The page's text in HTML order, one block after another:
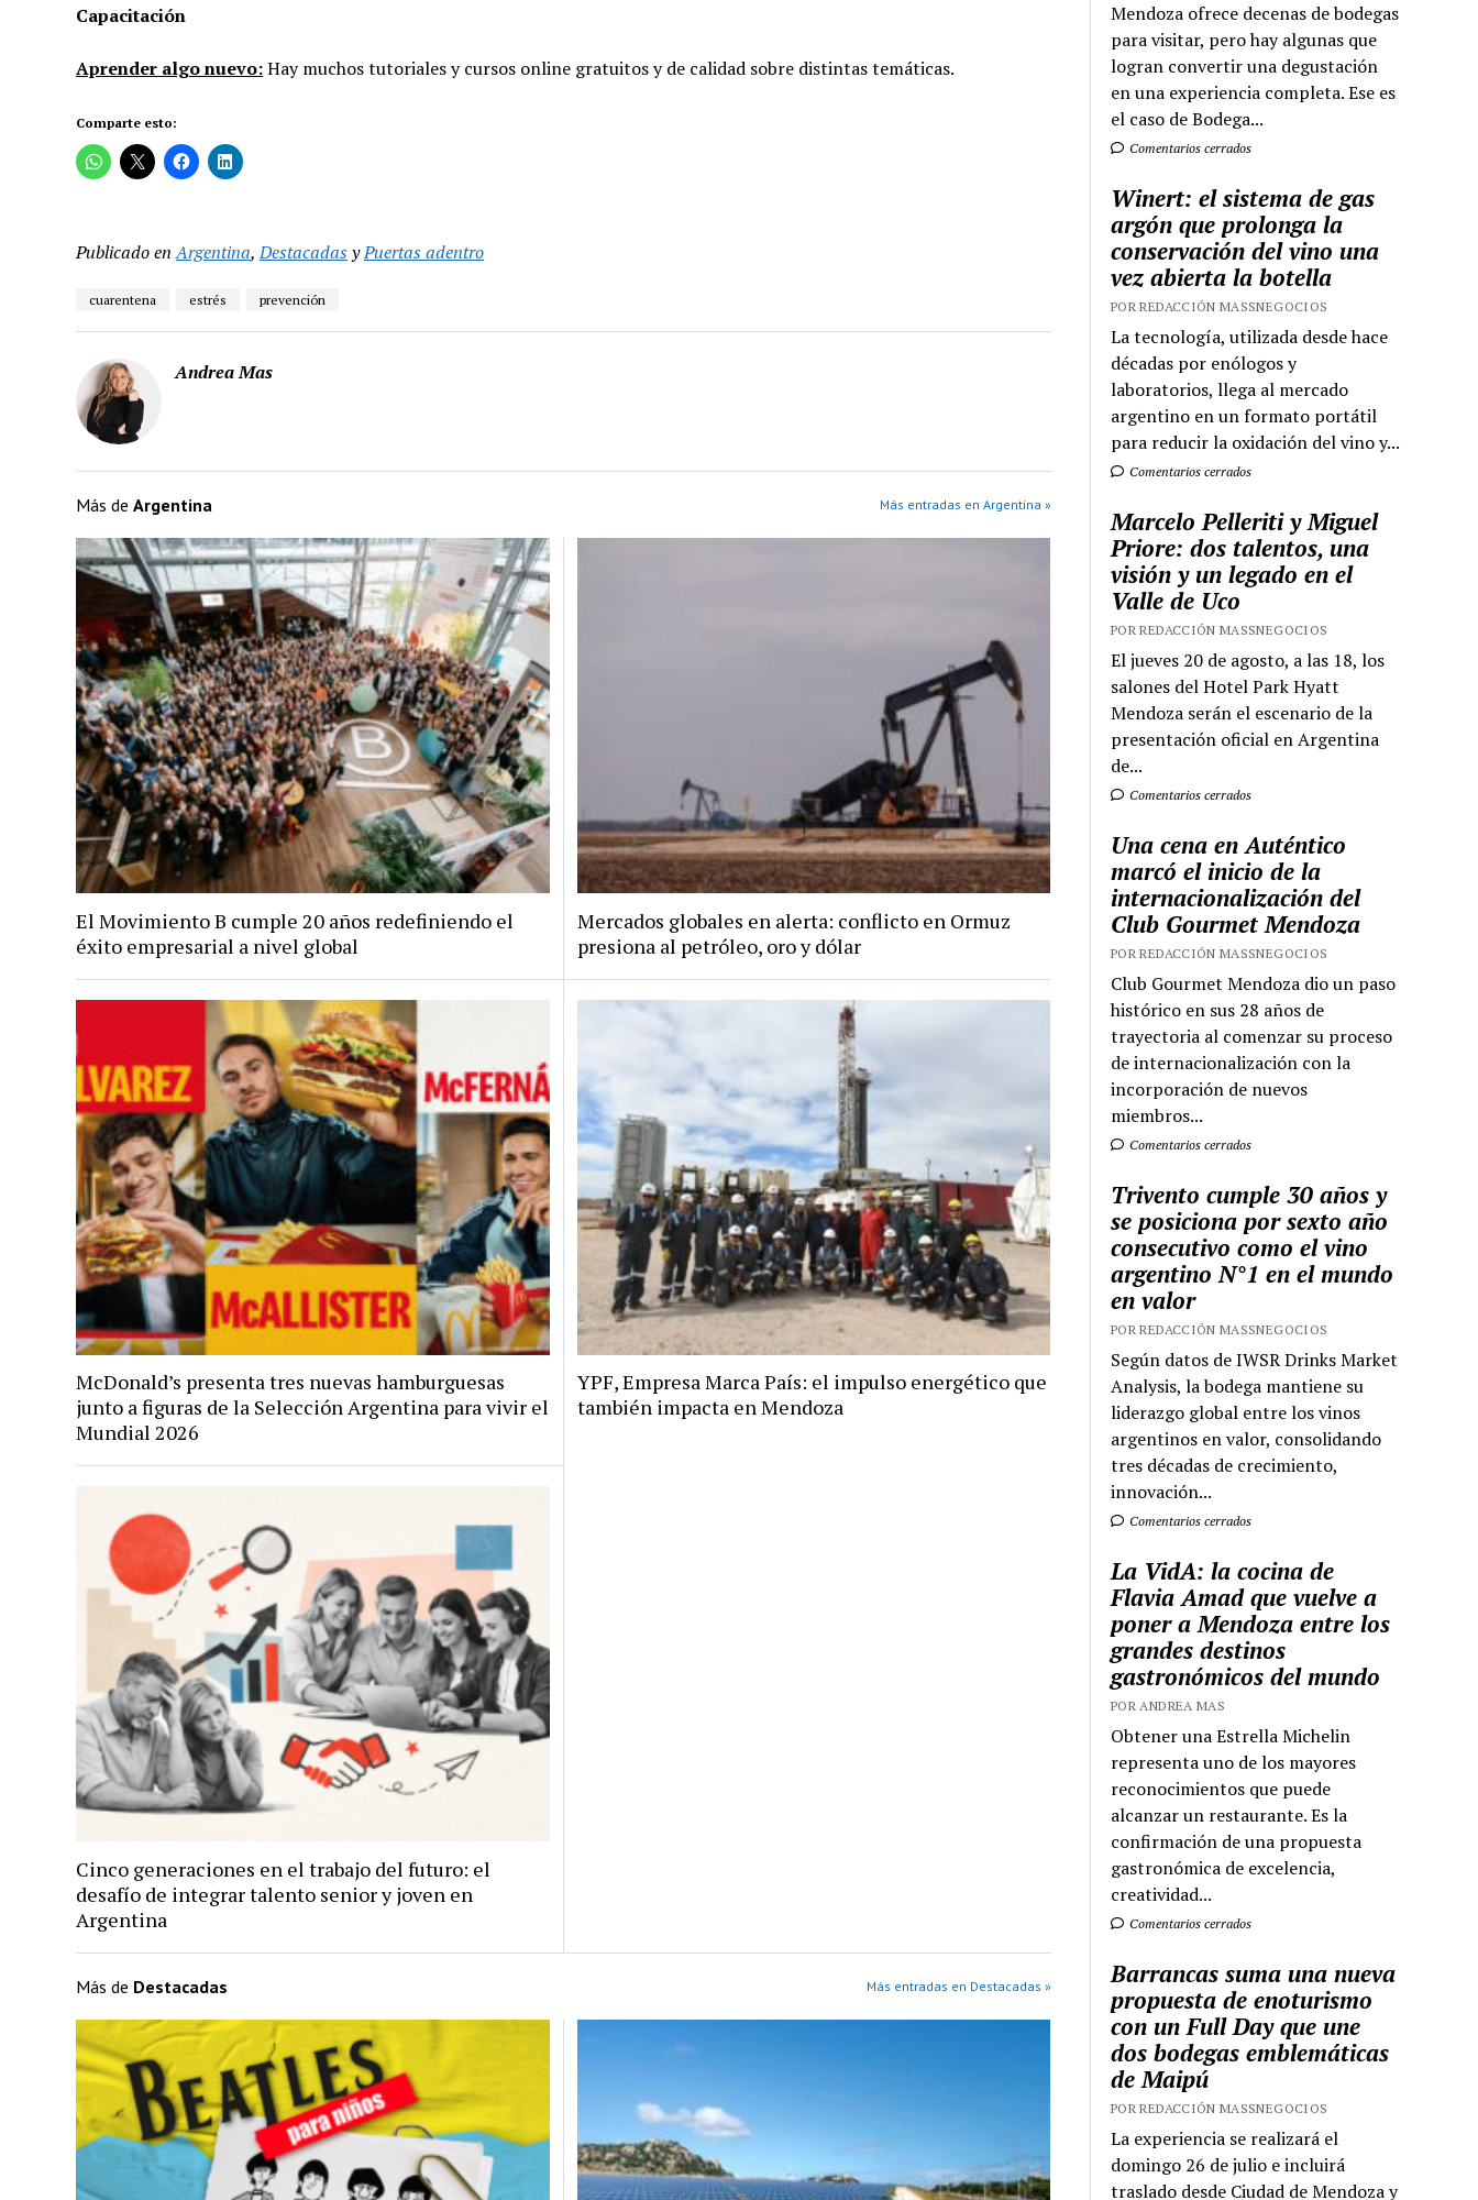
Capacitación
Aprender algo nuevo:Hay muchos tutoriales y cursos online gratuitos y de calidad sobre distintas temáticas.
Comparte esto:
Publicado en Argentina,DestacadasyPuertas adentro
cuarentena estrés prevención
Andrea Mas
Más de Argentina Más entradas en Argentina »
El Movimiento B cumple 20 años redefiniendo el
éxito empresarial a nivel global
Mercados globales en alerta: conflicto en Ormuz
presiona al petróleo, oro y dólar
McDonald’s presenta tres nuevas hamburguesas
junto a figuras de la Selección Argentina para vivir el
Mundial 2026
YPF, Empresa Marca País: el impulso energético que
también impacta en Mendoza
Cinco generaciones en el trabajo del futuro: el
desafío de integrar talento senior y joven en
Argentina
Más de Destacadas Más entradas en Destacadas »
Mendoza ofrece decenas de bodegas
para visitar, pero hay algunas que
logran convertir una degustación
en una experiencia completa. Ese es
el caso de Bodega...
Comentarios cerrados
Winert: el sistema de gas
argón que prolonga la
conservación del vino una
vez abierta la botella
POR REDACCIÓN MASSNEGOCIOS
La tecnología, utilizada desde hace
décadas por enólogos y
laboratorios, llega al mercado
argentino en un formato portátil
para reducir la oxidación del vino y...
Comentarios cerrados
Marcelo Pelleriti y Miguel
Priore: dos talentos, una
visión y un legado en el
Valle de Uco
POR REDACCIÓN MASSNEGOCIOS
El jueves 20 de agosto, a las 18, los
salones del Hotel Park Hyatt
Mendoza serán el escenario de la
presentación oficial en Argentina
de...
Comentarios cerrados
Una cena en Auténtico
marcó el inicio de la
internacionalización del
Club Gourmet Mendoza
POR REDACCIÓN MASSNEGOCIOS
Club Gourmet Mendoza dio un paso
histórico en sus 28 años de
trayectoria al comenzar su proceso
de internacionalización con la
incorporación de nuevos
miembros...
Comentarios cerrados
Trivento cumple 30 años y
se posiciona por sexto año
consecutivo como el vino
argentino N°1 en el mundo
en valor
POR REDACCIÓN MASSNEGOCIOS
Según datos de IWSR Drinks Market
Analysis, la bodega mantiene su
liderazgo global entre los vinos
argentinos en valor, consolidando
tres décadas de crecimiento,
innovación...
Comentarios cerrados
La VidA: la cocina de
Flavia Amad que vuelve a
poner a Mendoza entre los
grandes destinos
gastronómicos del mundo
POR ANDREA MAS
Obtener una Estrella Michelin
representa uno de los mayores
reconocimientos que puede
alcanzar un restaurante. Es la
confirmación de una propuesta
gastronómica de excelencia,
creatividad...
Comentarios cerrados
Barrancas suma una nueva
propuesta de enoturismo
con un Full Day que une
dos bodegas emblemáticas
de Maipú
POR REDACCIÓN MASSNEGOCIOS
La experiencia se realizará el
domingo 26 de julio e incluirá
traslado desde Ciudad de Mendoza y